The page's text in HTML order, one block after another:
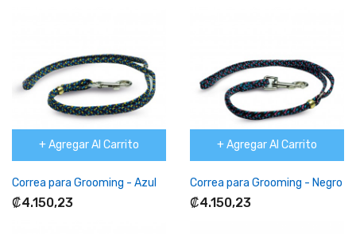
+ Agregar Al Carrito
Correa para Grooming - Azul
₡4.150,23
+ Agregar Al Carrito
Correa para Grooming - Negro
₡4.150,23